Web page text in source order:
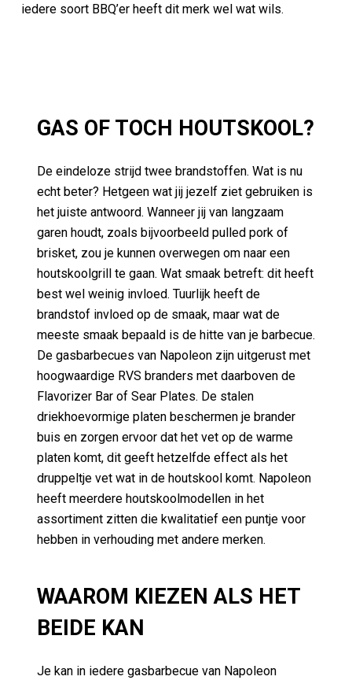
iedere soort BBQ’er heeft dit merk wel wat wils.
GAS OF TOCH HOUTSKOOL?
De eindeloze strijd twee brandstoffen. Wat is nu
echt beter? Hetgeen wat jij jezelf ziet gebruiken is
het juiste antwoord. Wanneer jij van langzaam
garen houdt, zoals bijvoorbeeld pulled pork of
brisket, zou je kunnen overwegen om naar een
houtskoolgrill te gaan. Wat smaak betreft: dit heeft
best wel weinig invloed. Tuurlijk heeft de
brandstof invloed op de smaak, maar wat de
meeste smaak bepaald is de hitte van je barbecue.
De gasbarbecues van Napoleon zijn uitgerust met
hoogwaardige RVS branders met daarboven de
Flavorizer Bar of Sear Plates. De stalen
driekhoevormige platen beschermen je brander
buis en zorgen ervoor dat het vet op de warme
platen komt, dit geeft hetzelfde effect als het
druppeltje vet wat in de houtskool komt. Napoleon
heeft meerdere houtskoolmodellen in het
assortiment zitten die kwalitatief een puntje voor
hebben in verhouding met andere merken.
WAAROM KIEZEN ALS HET
BEIDE KAN
Je kan in iedere gasbarbecue van Napoleon